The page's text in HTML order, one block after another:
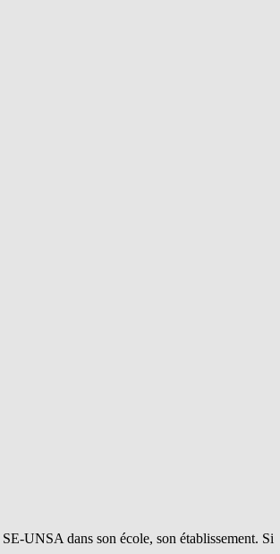
UNSA dans son école, son établissement. Si